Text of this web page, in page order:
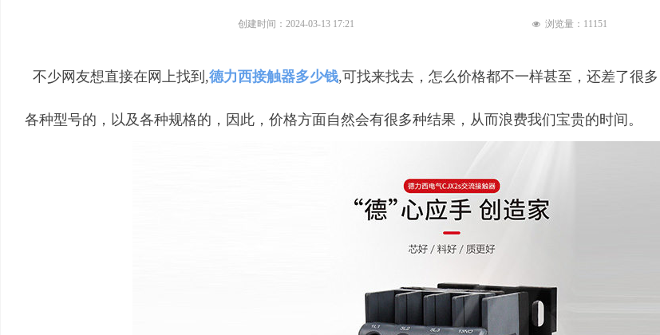
넶 浏览量：11151
不少网友想直接在网上找到,德力西接触器多少钱,可找来找去，怎么价格都不一样甚至，还差了很
各种型号的，以及各种规格的，因此，价格方面自然会有很多种结果，从而浪费我们宝贵的时间。
创建时间： 2024-03-13 17:21